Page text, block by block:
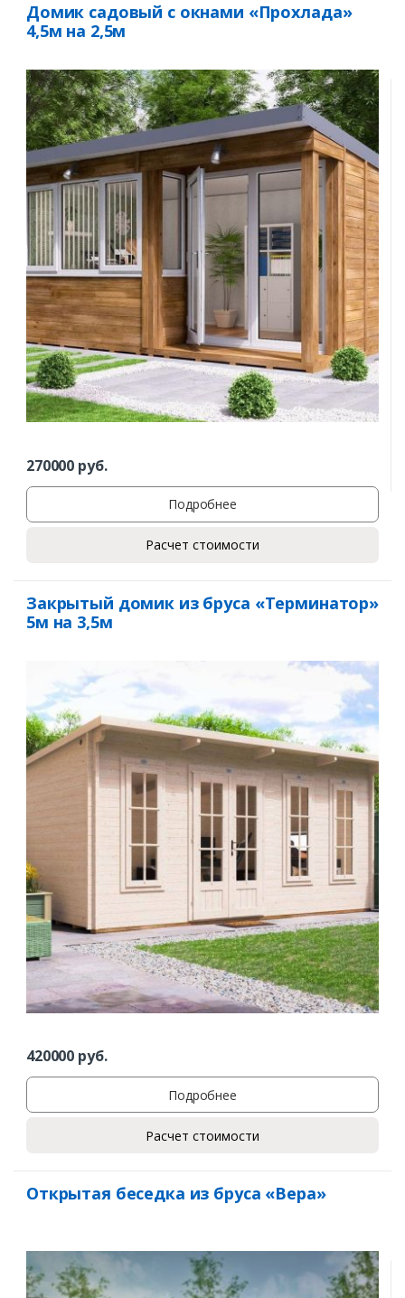
Заказать
Ваше имя*
Комментарий к заказу
Домик садовый с окнами «Прохлада»
4,5м на 2,5м
270000 руб.
Подробнее
Расчет стоимости
Закрытый домик из бруса «Терминатор»
5м на 3,5м
420000 руб.
Подробнее
Расчет стоимости
Открытая беседка из бруса «Вера»